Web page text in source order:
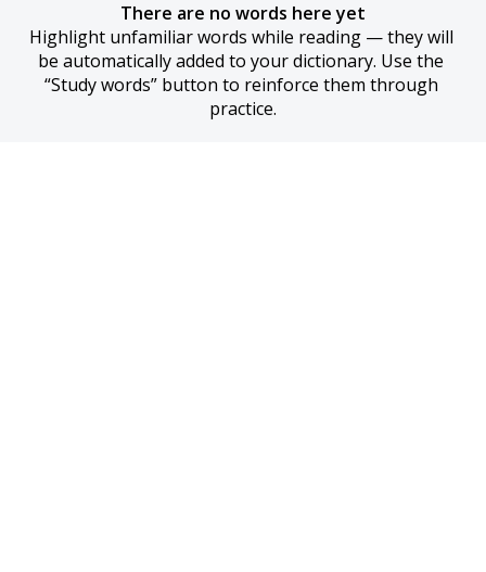
There are no words here yet
Highlight unfamiliar words while reading — they will
be automatically added to your dictionary. Use the
“Study words” button to reinforce them through
practice.